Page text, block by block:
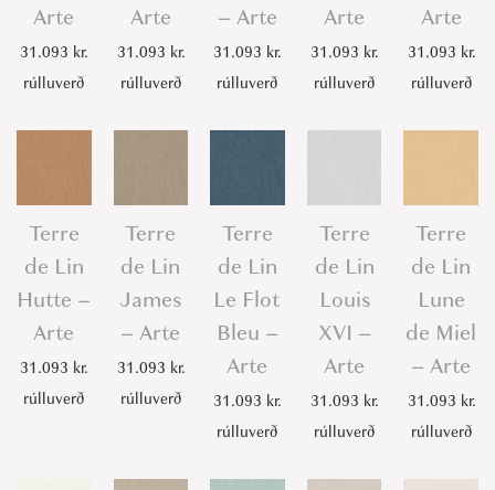
Arte
31.093 kr.
rúlluverð
Arte
31.093 kr.
rúlluverð
– Arte
31.093 kr.
rúlluverð
Arte
31.093 kr.
rúlluverð
Arte
31.093 kr.
rúlluverð
Terre
de Lin
Hutte –
Arte
31.093 kr.
rúlluverð
Terre
de Lin
James
– Arte
31.093 kr.
rúlluverð
Terre
de Lin
Le Flot
Bleu –
Arte
31.093 kr.
rúlluverð
Terre
de Lin
Louis
XVI –
Arte
31.093 kr.
rúlluverð
Terre
de Lin
Lune
de Miel
– Arte
31.093 kr.
rúlluverð